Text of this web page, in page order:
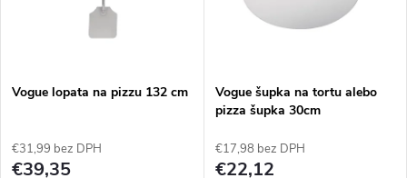
e
p
s
Vogue lopata na pizzu 132 cm
€31,99 bez DPH
€39,35
Vogue šupka na tortu alebo
pizza šupka 30cm
€17,98 bez DPH
€22,12